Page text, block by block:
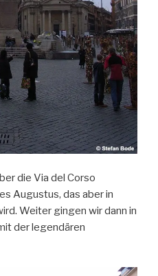
die Via del Corso
Augustus, das aber in
Weiter gingen wir dann in
der legendären